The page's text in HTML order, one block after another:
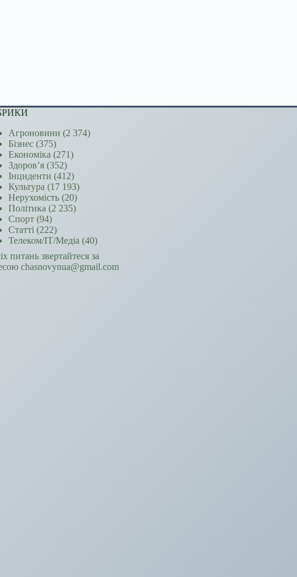
Агроновини (2 374)
Бізнес (375)
Економіка (271)
Здоров’я (352)
Інциденти (412)
Культура (17 193)
Нерухомість (20)
Політика (2 235)
Спорт (94)
Статті (222)
Телеком/ІТ/Медіа (40)
питань звертайтеся за
chasnovynua@gmail.com